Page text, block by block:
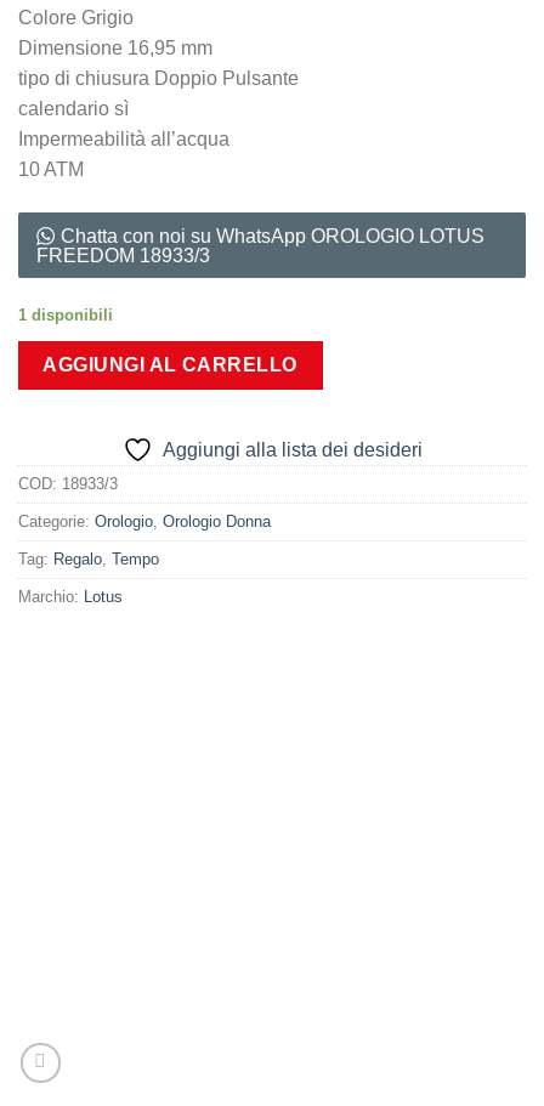
Colore Grigio
Dimensione 16,95 mm
tipo di chiusura Doppio Pulsante
calendario sì
Impermeabilità all’acqua
10 ATM
Chatta con noi su WhatsApp OROLOGIO LOTUS
FREEDOM 18933/3
1 disponibili
AGGIUNGI AL CARRELLO
Aggiungi alla lista dei desideri
COD: 18933/3
Categorie: Orologio Orologio Donna
Tag: Regalo Tempo
Marchio: Lotus